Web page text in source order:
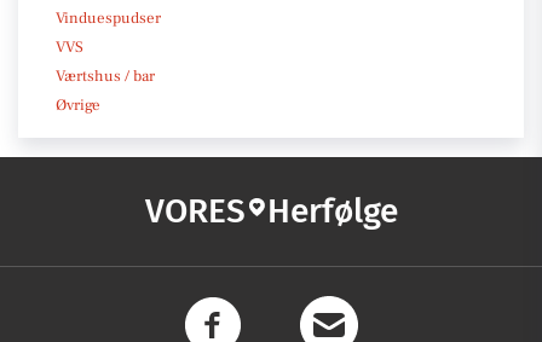
Vinduespudser
VVS
Værtshus / bar
Øvrige
VORES Herfølge